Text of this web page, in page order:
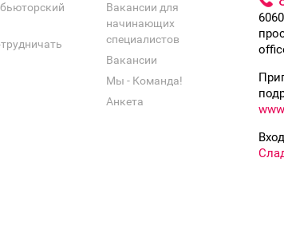
Вакансии для
начинающих
специалистов
Вакансии
Мы - Команда!
Анкета